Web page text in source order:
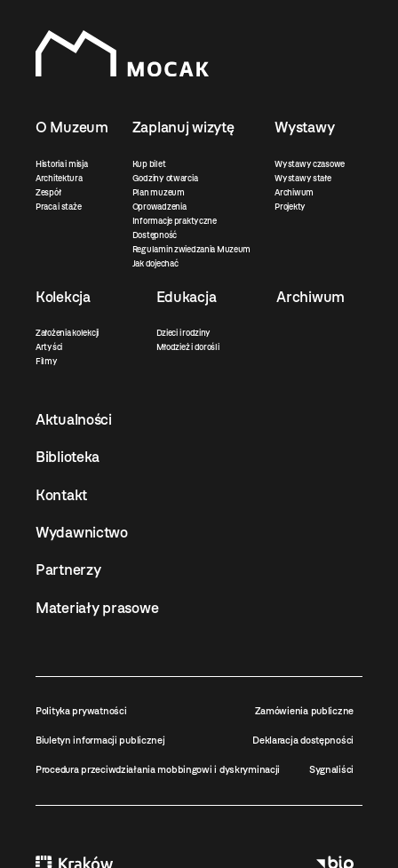
O Muzeum
Historia i misja
Architektura
Zespół
Praca i staże
Zaplanuj wizytę
Kup bilet
Godziny otwarcia
Plan muzeum
Oprowadzenia
Informacje praktyczne
Dostępność
Regulamin zwiedzania Muzeum
Jak dojechać
Wystawy
Wystawy czasowe
Wystawy stałe
Archiwum
Projekty
Kolekcja
Założenia kolekcji
Artyści
Filmy
Edukacja
Dzieci i rodziny
Młodzież i dorośli
Archiwum
Aktualności
Biblioteka
Kontakt
Wydawnictwo
Partnerzy
Materiały prasowe
Polityka prywatności Zamówienia publiczne
Biuletyn informacji publicznej Deklaracja dostępności
Procedura przeciwdziałania mobbingowi i dyskryminacji Sygnaliści